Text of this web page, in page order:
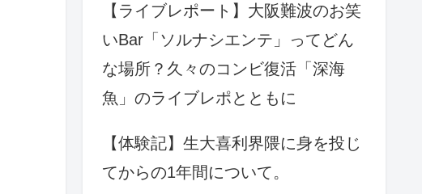
【ライブレポート】大阪難波のお笑
いBar「ソルナシエンテ」ってどん
な場所？久々のコンビ復活「深海
魚」のライブレポとともに
【体験記】生大喜利界隈に身を投じ
てからの1年間について。